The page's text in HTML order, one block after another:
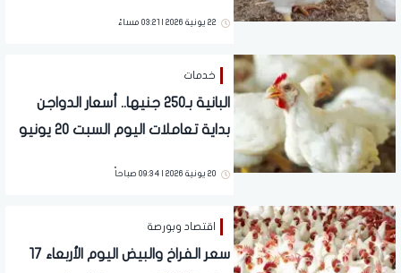
22 يونية 2026 | 03:21 مساءً
خدمات
البانية بـ250 جنيها.. أسعار الدواجن
بداية تعاملات اليوم السبت 20 يونيو
20 يونية 2026 | 09:34 صباحاً
اقتصاد وبورصة
سعر الفراخ والبيض اليوم الأربعاء 17